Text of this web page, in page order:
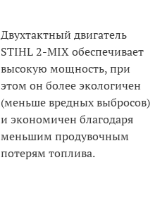
Двухтактный двигатель
STIHL 2-MIX обеспечивает
высокую мощность, при
этом он более экологичен
(меньше вредных выбросов)
и экономичен благодаря
меньшим продувочным
потерям топлива.